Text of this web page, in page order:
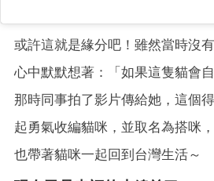
或許這就是緣分吧！雖然當時沒
心中默默想著：「如果這隻貓會
那時同事拍了影片傳給她，這個
起勇氣收編貓咪，並取名為搭咪
也帶著貓咪一起回到台灣生活～